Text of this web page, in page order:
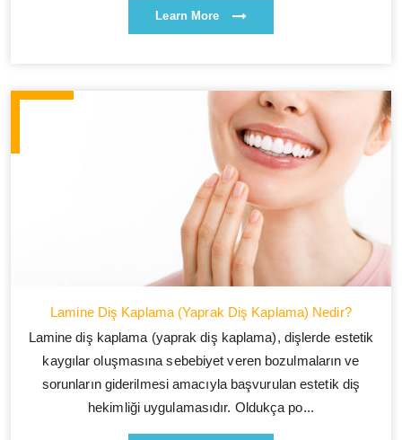
Learn More
Lamine Diş Kaplama (Yaprak Diş Kaplama) Nedir?
Lamine diş kaplama (yaprak diş kaplama), dişlerde estetik
kaygılar oluşmasına sebebiyet veren bozulmaların ve
sorunların giderilmesi amacıyla başvurulan estetik diş
hekimliği uygulamasıdır. Oldukça po...